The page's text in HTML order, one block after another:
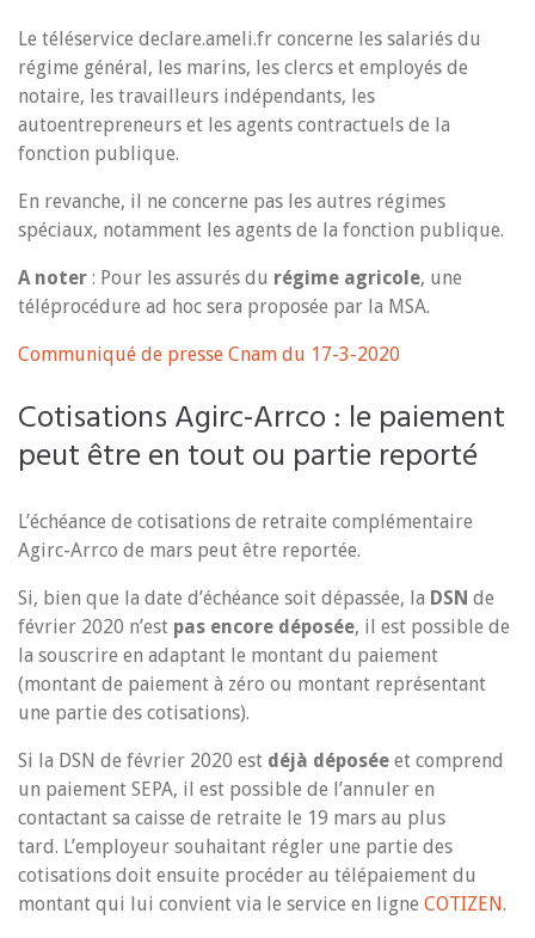
Le téléservice declare.ameli.fr concerne les salariés du
régime général, les marins, les clercs et employés de
notaire, les travailleurs indépendants, les
autoentrepreneurs et les agents contractuels de la
fonction publique.
En revanche, il ne concerne pas les autres régimes
spéciaux, notamment les agents de la fonction publique.
A noter : Pour les assurés du régime agricole, une
téléprocédure ad hoc sera proposée par la MSA.
Communiqué de presse Cnam du 17-3-2020
Cotisations Agirc-Arrco : le paiement
peut être en tout ou partie reporté
L’échéance de cotisations de retraite complémentaire
Agirc-Arrco de mars peut être reportée.
Si, bien que la date d’échéance soit dépassée, la DSN de
février 2020 n’est pas encore déposée, il est possible de
la souscrire en adaptant le montant du paiement
(montant de paiement à zéro ou montant représentant
une partie des cotisations).
Si la DSN de février 2020 est déjà déposée et comprend
un paiement SEPA, il est possible de l’annuler en
contactant sa caisse de retraite le 19 mars au plus
tard. L’employeur souhaitant régler une partie des
cotisations doit ensuite procéder au télépaiement du
montant qui lui convient via le service en ligne COTIZEN.